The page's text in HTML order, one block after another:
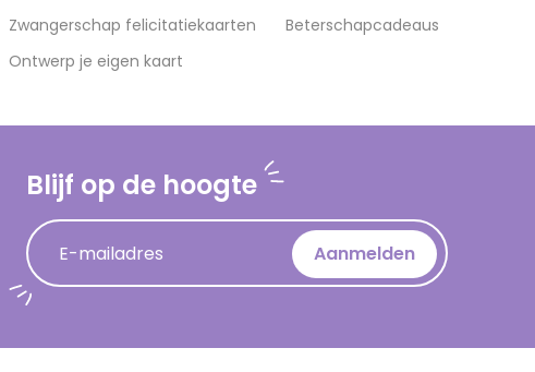
Zwangerschap felicitatiekaarten
Ontwerp je eigen kaart
Beterschapcadeaus
Blijf op de hoogte
E-mailadres Aanmelden